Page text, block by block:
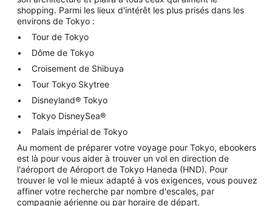
shopping. Parmi les lieux d'intérêt les plus prisés dans les
environs de Tokyo :
Tour de Tokyo
Dôme de Tokyo
Croisement de Shibuya
Tour Tokyo Skytree
Disneyland® Tokyo
Tokyo DisneySea®
Palais impérial de Tokyo
Au moment de préparer votre voyage pour Tokyo, ebookers
est là pour vous aider à trouver un vol en direction de
l'aéroport de Aéroport de Tokyo Haneda (HND). Pour
trouver le vol le mieux adapté à vos exigences, vous pouvez
affiner votre recherche par nombre d'escales, par
compagnie aérienne ou par horaire de départ.